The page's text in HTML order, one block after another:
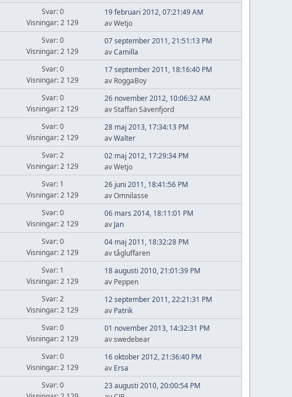
Svar: 0
Visningar: 2 129
19 februari 2012, 07:21:49 AM
av Wetjo
Svar: 0
Visningar: 2 129
07 september 2011, 21:51:13 PM
avCamilla
Svar: 0
Visningar: 2 129
17 september 2011, 18:16:40 PM
av RoggaBoy
Svar: 0
Visningar: 2 129
26 november 2012, 10:06:32 AM
av Staffan Sävenfjord
Svar: 0
Visningar: 2 129
28 maj 2013, 17:34:13 PM
avWalter
Svar: 2
Visningar: 2 129
02 maj 2012, 17:29:34 PM
av Wetjo
Svar: 1
Visningar: 2 129
26 juni 2011, 18:41:56 PM
av Omnilasse
Svar: 0
Visningar: 2 129
06 mars 2014, 18:11:01 PM
av Jan
Svar: 0
Visningar: 2 129
04 maj 2011, 18:32:28 PM
av tågluffaren
Svar: 1
Visningar: 2 129
18 augusti 2010, 21:01:39 PM
av Peppen
Svar: 2
Visningar: 2 129
12 september 2011, 22:21:31 PM
av Patrik
Svar: 0
Visningar: 2 129
01 november 2013, 14:32:31 PM
av swedebear
Svar: 0
Visningar: 2 129
16 oktober 2012, 21:36:40 PM
av Ersa
Svar: 0
23 augusti 2010, 20:00:54 PM